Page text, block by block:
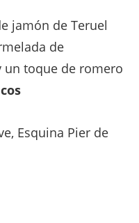
jamón de Teruel
de
un toque de romero
Esquina Pier de